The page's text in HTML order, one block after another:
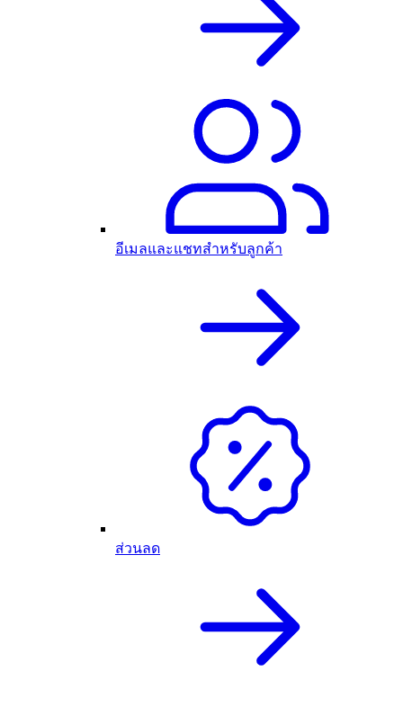
อีเมลและแชทสำหรับลูกค้า
ส่วนลด